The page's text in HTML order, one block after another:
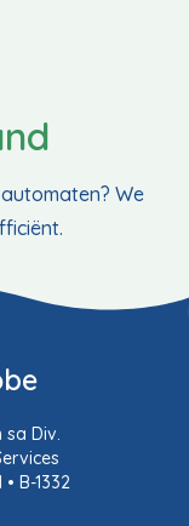
We
sa Div.
• B-1332